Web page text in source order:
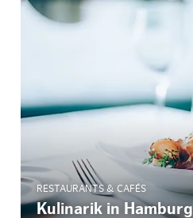
RESTAURANTS & CAFÉS
Kulinarik in Hamburg